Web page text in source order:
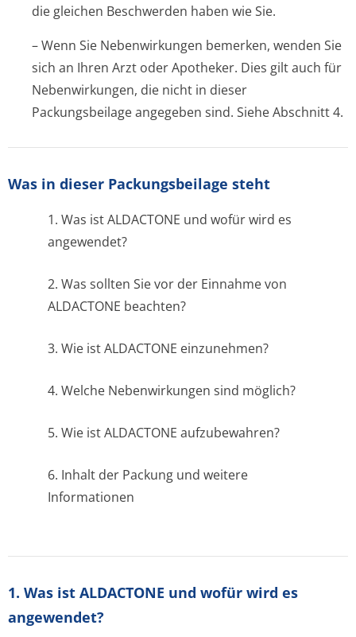
die gleichen Beschwerden haben wie Sie.
– Wenn Sie Nebenwirkungen bemerken, wenden Sie
sich an Ihren Arzt oder Apotheker. Dies gilt auch für
Nebenwirkungen, die nicht in dieser
Packungsbeilage angegeben sind. Siehe Abschnitt 4.
Was in dieser Packungsbeilage steht
1. Was ist ALDACTONE und wofür wird es
angewendet?
2. Was sollten Sie vor der Einnahme von
ALDACTONE beachten?
3. Wie ist ALDACTONE einzunehmen?
4. Welche Nebenwirkungen sind möglich?
5. Wie ist ALDACTONE aufzubewahren?
6. Inhalt der Packung und weitere
Informationen
1. Was ist ALDACTONE und wofür wird es
angewendet?